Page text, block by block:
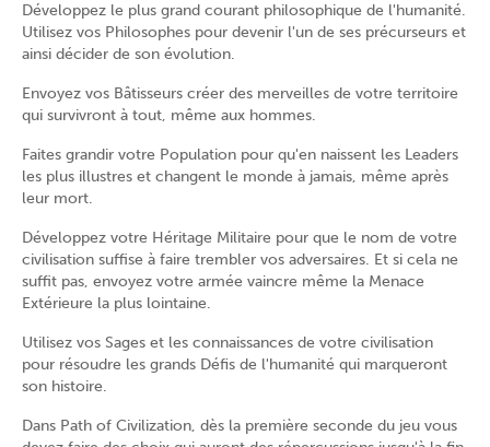
Développez le plus grand courant philosophique de l'humanité.
Utilisez vos Philosophes pour devenir l'un de ses précurseurs et
ainsi décider de son évolution.
Envoyez vos Bâtisseurs créer des merveilles de votre territoire
qui survivront à tout, même aux hommes.
Faites grandir votre Population pour qu'en naissent les Leaders
les plus illustres et changent le monde à jamais, même après
leur mort.
Développez votre Héritage Militaire pour que le nom de votre
civilisation suffise à faire trembler vos adversaires. Et si cela ne
suffit pas, envoyez votre armée vaincre même la Menace
Extérieure la plus lointaine.
Utilisez vos Sages et les connaissances de votre civilisation
pour résoudre les grands Défis de l'humanité qui marqueront
son histoire.
Dans Path of Civilization, dès la première seconde du jeu vous